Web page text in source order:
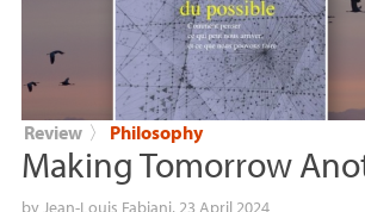
Review 〉 Philosophy
Making Tomorrow
byJean-Louis Fabiani, 23 April 2024